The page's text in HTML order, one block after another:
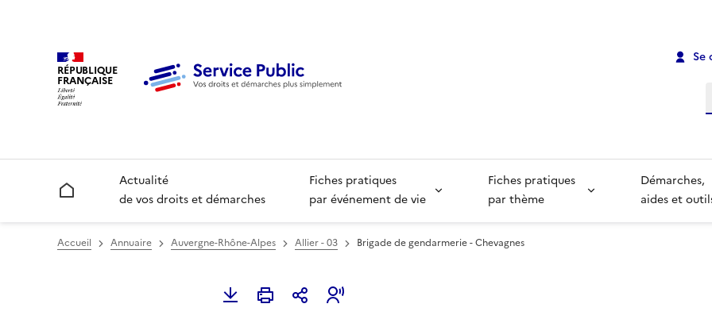
RÉPUBLIQUE
FRANÇAISE
Se
Accueil
Actualité
de vos droits et démarches
Fiches pratiques
par événement de vie
Fiches pratiques
par thème
Démarches,
aides et
Accueil Annuaire Auvergne-Rhône-Alpes Allier - 03 Brigade de gendarmerie - Chevagnes